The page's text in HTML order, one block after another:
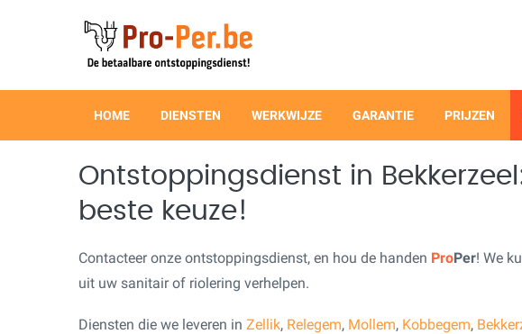
HOME DIENSTEN WERKWIJZE GARANTIE PRIJZEN
Ontstoppingsdienst in
beste keuze!
Contacteer onze ontstoppingsdienst, en hou de handen ProPer! We
uit uw sanitair of riolering verhelpen.
Diensten die we leveren in Zellik, Relegem, Mollem, Kobbegem,